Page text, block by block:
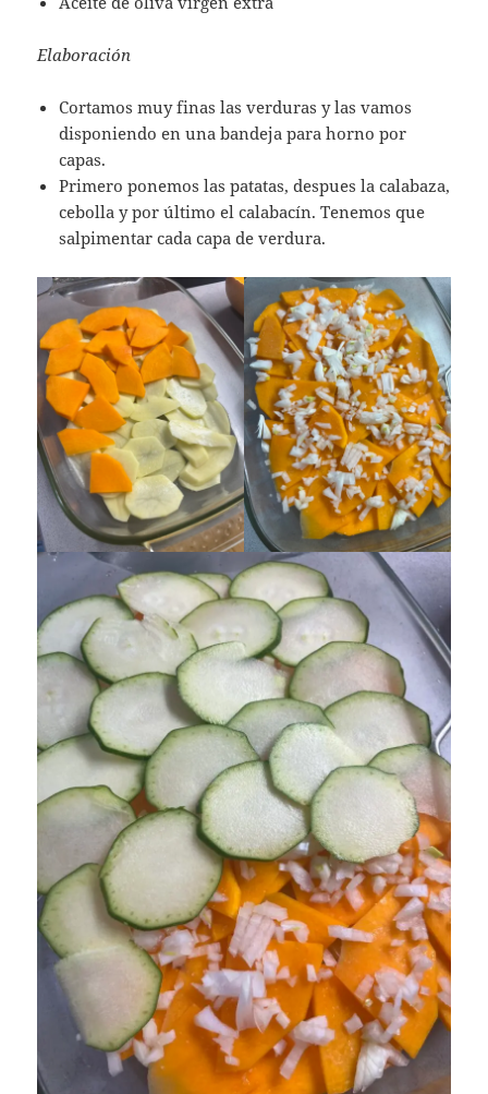
Elaboración
Cortamos muy finas las verduras y las vamos
disponiendo en una bandeja para horno por
capas.
Primero ponemos las patatas, despues la calabaza,
cebolla y por último el calabacín. Tenemos que
salpimentar cada capa de verdura.